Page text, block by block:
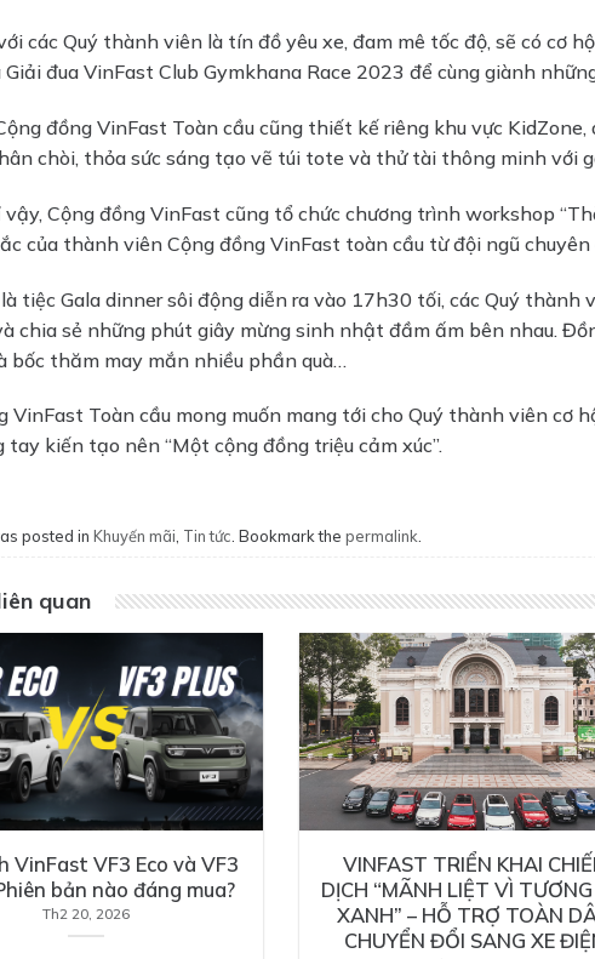
các Quý thành viên là tín đồ yêu xe, đam mê tốc độ, sẽ có cơ
Giải đua VinFast Club Gymkhana Race 2023 để cùng giành
đồng VinFast Toàn cầu cũng thiết kế riêng khu vực
chòi, thỏa sức sáng tạo vẽ túi tote và thử tài thông minh với
vậy, Cộng đồng VinFast cũng tổ chức chương trình workshop
của thành viên Cộng đồng VinFast toàn cầu từ đội ngũ chuyên
là tiệc Gala dinner sôi động diễn ra vào 17h30 tối, các Quý
chia sẻ những phút giây mừng sinh nhật đầm ấm bên nhau.
bốc thăm may mắn nhiều phần quà…
VinFast Toàn cầu mong muốn mang tới cho Quý thành viên cơ
tay kiến tạo nên “Một cộng đồng triệu cảm xúc”.
posted in Khuyến mãi Tin tức . Bookmark the permalink
quan
VinFast VF3 Eco và VF3
bản nào đáng mua?
Th2 20, 2026
VINFAST TRIỂN KHAI
DỊCH “MÃNH LIỆT VÌ
XANH” – HỖ TRỢ TOÀN
CHUYỂN ĐỔI SANG XE